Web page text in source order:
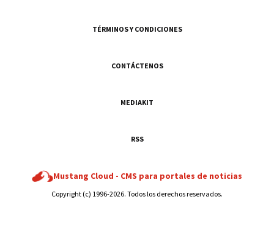
TÉRMINOS Y CONDICIONES
CONTÁCTENOS
MEDIAKIT
RSS
Mustang Cloud - CMS para portales de noticias
Copyright (c) 1996-2026. Todos los derechos reservados.